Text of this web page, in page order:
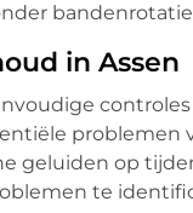
in Assen
problemen
geluiden op
te